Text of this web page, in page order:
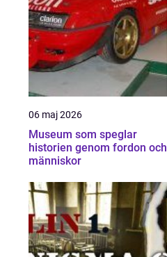
06 maj 2026
Museum som speglar
historien genom fordon och
människor